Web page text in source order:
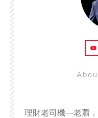
理財老司機—老蕭